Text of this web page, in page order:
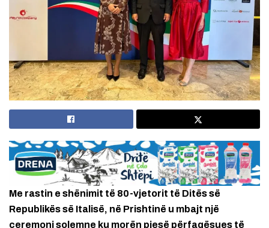
Me rastin e shënimit të 80-vjetorit të Ditës së
Republikës së Italisë, në Prishtinë u mbajt një
ceremoni solemne ku morën pjesë përfaqësues të